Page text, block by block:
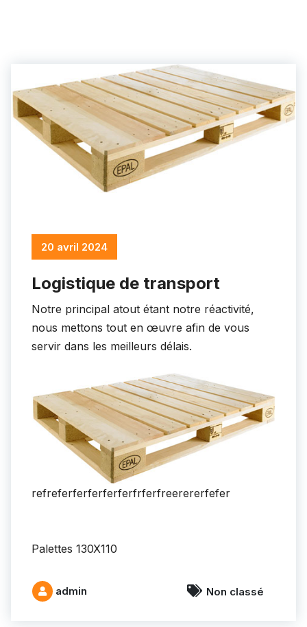
20 avril 2024
Logistique de transport
Notre principal atout étant notre réactivité,
nous mettons tout en œuvre afin de vous
servir dans les meilleurs délais.
refreferferferferferfrferfreerererfefer
Palettes 130X110
admin Non classé